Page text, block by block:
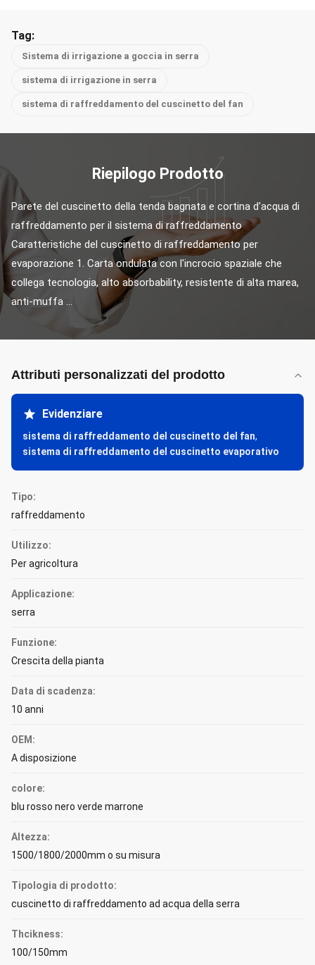
Tag:
Sistema di irrigazione a goccia in serra
sistema di irrigazione in serra
sistema di raffreddamento del cuscinetto del fan
Riepilogo Prodotto
Parete del cuscinetto della tenda bagnata e cortina d'acqua di
raffreddamento per il sistema di raffreddamento
Caratteristiche del cuscinetto di raffreddamento per
evaporazione 1. Carta ondulata con l'incrocio spaziale che
collega tecnologia, alto absorbability, resistente di alta marea,
anti-muffa ...
Attributi personalizzati del prodotto
Evidenziare
sistema di raffreddamento del cuscinetto del fan,
sistema di raffreddamento del cuscinetto evaporativo
Tipo:
raffreddamento
Utilizzo:
Per agricoltura
Applicazione:
serra
Funzione:
Crescita della pianta
Data di scadenza:
10 anni
OEM:
A disposizione
colore:
blu rosso nero verde marrone
Altezza:
1500/1800/2000mm o su misura
Tipologia di prodotto:
cuscinetto di raffreddamento ad acqua della serra
Thcikness:
100/150mm